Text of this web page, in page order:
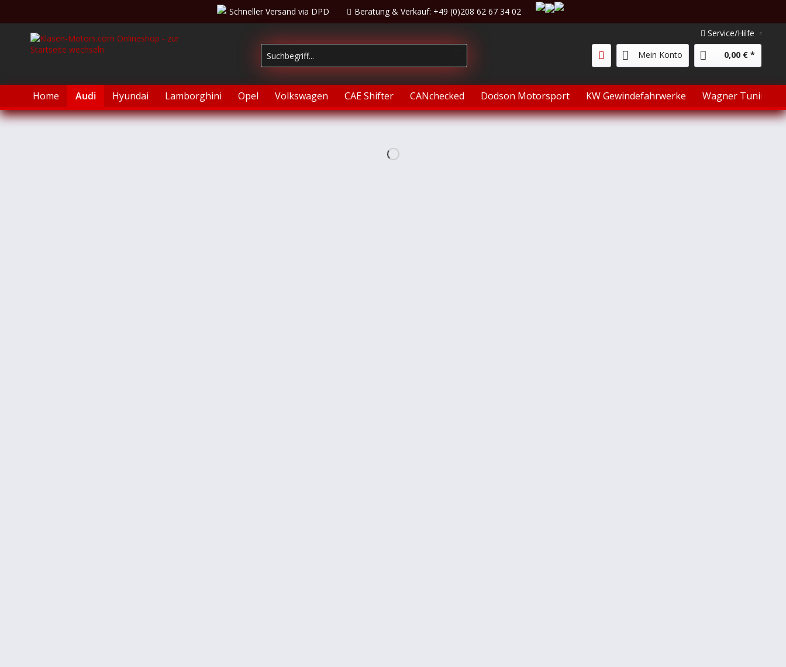
Schneller Versand via DPD
Beratung & Verkauf: +49 (0)208 62 67 34 02
Service/Hilfe
Mein Konto
0,00 € *
Home Audi Hyundai Lamborghini Opel Volkswagen CAE Shifter CANchecked Dodson Motorsport KW Gewindefahrwerke Wagner Tuning